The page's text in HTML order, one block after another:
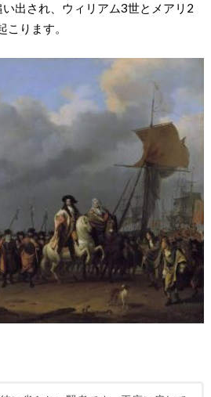
出され、ウィリアム3世とメアリ2
ります。